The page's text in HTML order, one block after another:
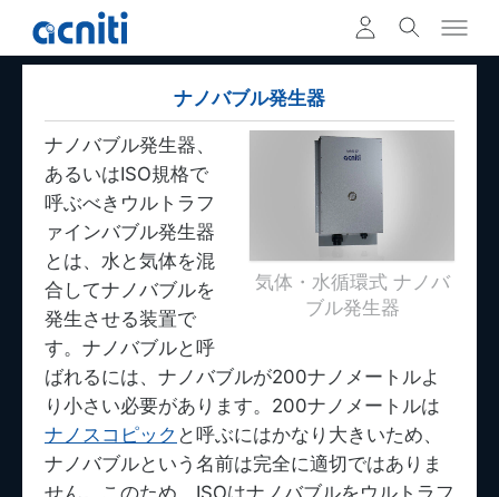
ナノバブル発生器
気体・水循環式 ナノバ
ブル発生器
ナノバブル発生器、
あるいはISO規格で
呼ぶべきウルトラフ
ァインバブル発生器
とは、水と気体を混
合してナノバブルを
発生させる装置で
す。ナノバブルと呼
ばれるには、ナノバブルが200ナノメートルよ
り小さい必要があります。200ナノメートルは
ナノスコピック と呼ぶにはかなり大きいため、
ナノバブルという名前は完全に適切ではありま